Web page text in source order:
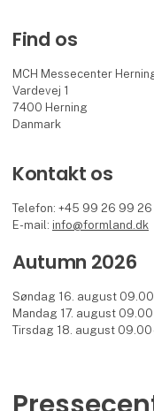
Find os
MCH Messecenter
Vardevej 1
7400 Herning
Danmark
Kontakt os
Telefon: +45 99 26 99 26
E-mail: info@formland.dk
Autumn 2026
Søndag 16. august 09.00
Mandag 17. august 09.00
Tirsdag 18. august 09.00